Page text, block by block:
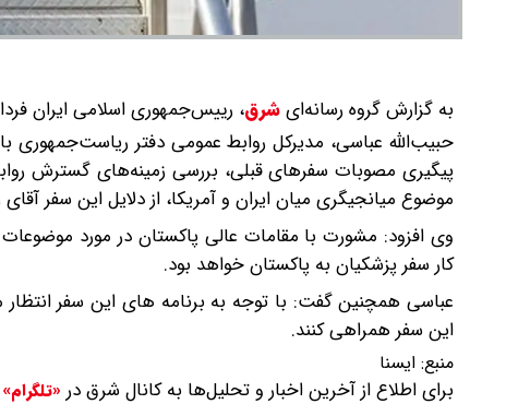
به گزارش گروه رسانه‌ایشرق، رییس‌جمهوری اسلامی ایران
حبیب‌الله عباسی، مدیرکل روابط عمومی دفتر ریاست‌جمهوری
پیگیری مصوبات سفرهای قبلی، بررسی زمینه‌های گسترش
موضوع میانجیگری میان ایران و آمریکا، از دلایل این سفر
وی افزود: مشورت با مقامات عالی پاکستان در مورد
کار سفر پزشکیان به پاکستان خواهد بود.
عباسی همچنین گفت: با توجه به برنامه های این سفر انتظار
این سفر همراهی کنند.
منبع: ایسنا
برای اطلاع از آخرین اخبار و تحلیل‌ها به کانال شرق در «تلگرام»